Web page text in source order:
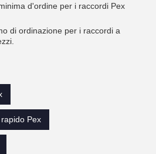
d'ordine per i raccordi Pex
di ordinazione per i raccordi a
Pex